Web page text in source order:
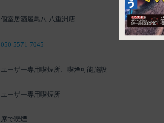
個室居酒屋鳥八 八重洲店
050-5571-7045
ユーザー専用喫煙所、喫煙可能施設
ユーザー専用喫煙所
席で喫煙